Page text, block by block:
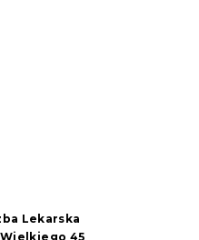
Lekarska
45